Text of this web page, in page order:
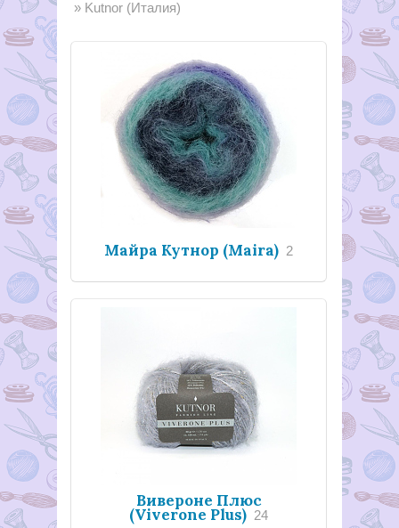
Kutnor (Италия)
Майра Кутнор (Maira) 2
Вивероне Плюс
(Viverone Plus) 24